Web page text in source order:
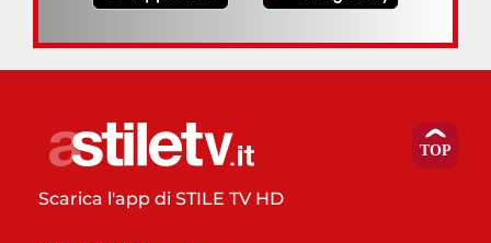
Scarica l'app di STILE TV HD